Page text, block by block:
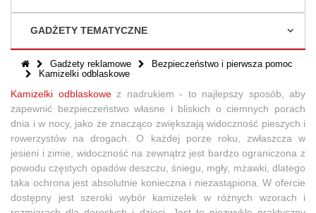
GADŻETY TEMATYCZNE
Gadżety reklamowe
Bezpieczeństwo i pierwsza pomoc
Kamizelki odblaskowe
Kamizelki odblaskowe z nadrukiem - to najlepszy sposób, aby
zapewnić bezpieczeństwo własne i bliskich o ciemnych porach
dnia i w nocy, jako że znacząco zwiększają widoczność pieszych i
rowerzystów na drogach. O każdej porze roku, zwłaszcza w
jesieni i zimie, widoczność na zewnątrz jest bardzo ograniczona z
powodu częstych opadów deszczu, śniegu, mgły, mżawki, dlatego
taka ochrona jest absolutnie konieczna i niezastąpiona. W ofercie
dostępny jest szeroki wybór kamizelek w różnych wzorach i